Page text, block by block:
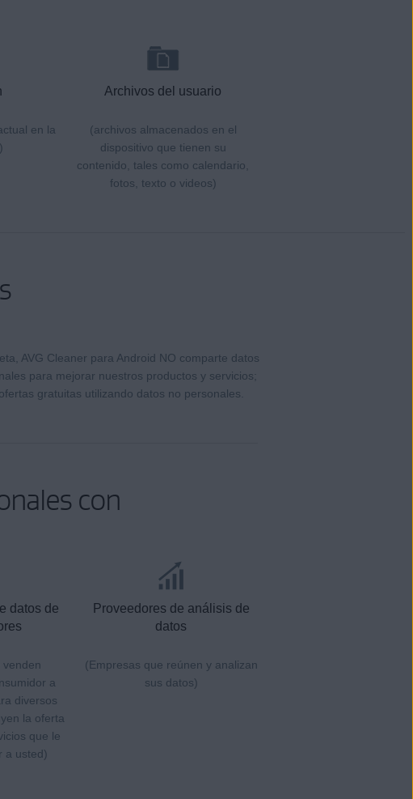
en la
Archivos del usuario
(archivos almacenados en el
dispositivo que tienen su
contenido, tales como calendario,
fotos, texto o videos)
AVG Cleaner para Android NO comparte datos
para mejorar nuestros productos y servicios;
gratuitas utilizando datos no personales.
con
datos de
venden
a
diversos
la oferta
que le
a usted)
Proveedores de análisis de
datos
(Empresas que reúnen y analizan
sus datos)